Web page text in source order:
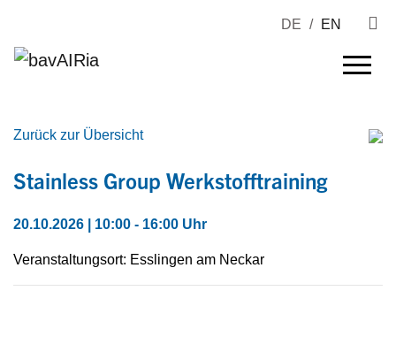
DE / EN
Zurück zur Übersicht
Stainless Group Werkstofftraining
20.10.2026 | 10:00 - 16:00 Uhr
Veranstaltungsort: Esslingen am Neckar